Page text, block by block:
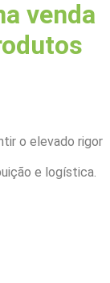
venda
o elevado rigor
e logística.